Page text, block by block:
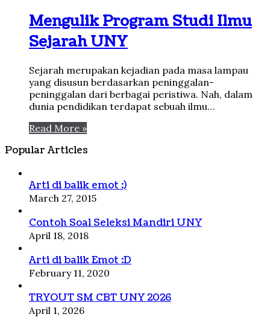
Mengulik Program Studi Ilmu
Sejarah UNY
Sejarah merupakan kejadian pada masa lampau
yang disusun berdasarkan peninggalan-
peninggalan dari berbagai peristiwa. Nah, dalam
dunia pendidikan terdapat sebuah ilmu…
Read More »
Popular Articles
Arti di balik emot :)
March 27, 2015
Contoh Soal Seleksi Mandiri UNY
April 18, 2018
Arti di balik Emot :D
February 11, 2020
TRYOUT SM CBT UNY 2026
April 1, 2026